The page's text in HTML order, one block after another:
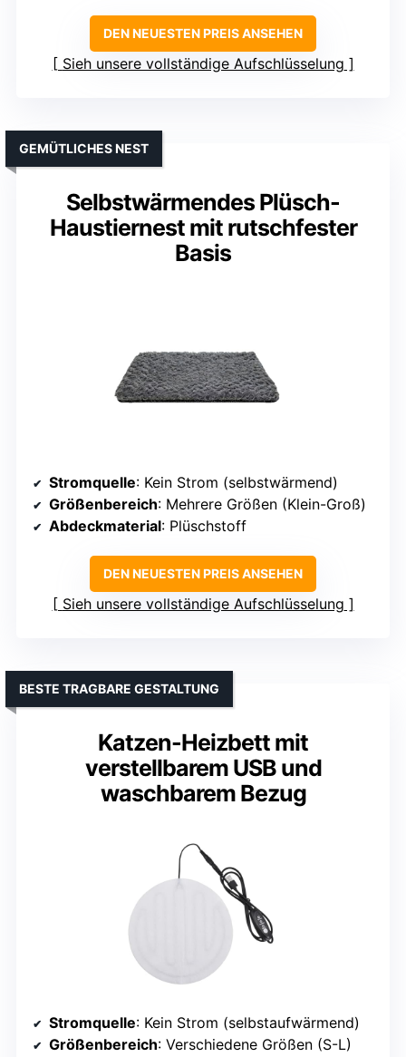
DEN NEUESTEN PREIS ANSEHEN
Sieh unsere vollständige Aufschlüsselung
Selbstwärmendes Plüsch-
Haustiernest mit rutschfester
Basis
GEMÜTLICHES NEST
Stromquelle: Kein Strom (selbstwärmend)
Größenbereich: Mehrere Größen (Klein-Groß)
Abdeckmaterial: Plüschstoff
DEN NEUESTEN PREIS ANSEHEN
Sieh unsere vollständige Aufschlüsselung
Katzen-Heizbett mit
verstellbarem USB und
waschbarem Bezug
BESTE TRAGBARE GESTALTUNG
Stromquelle: Kein Strom (selbstaufwärmend)
Größenbereich: Verschiedene Größen (S-L)